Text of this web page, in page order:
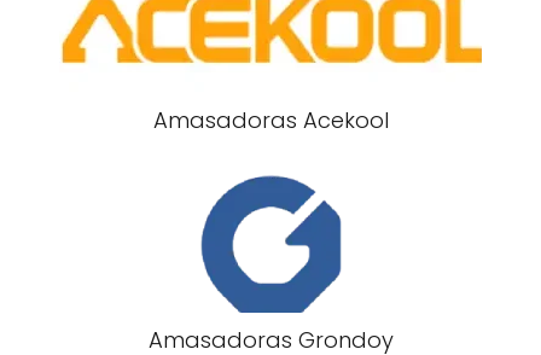
Amasadoras Acekool
Amasadoras Grondoy